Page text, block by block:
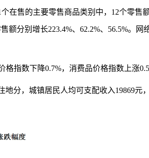
个在售的主要零售商品类别中， 12个零售
额分别增长223.4%、 62.2%、 56.5%。网
格指数下降0.7%，消费品价格指数 上涨0.5
地分，城镇居民人均可支配收入19869元